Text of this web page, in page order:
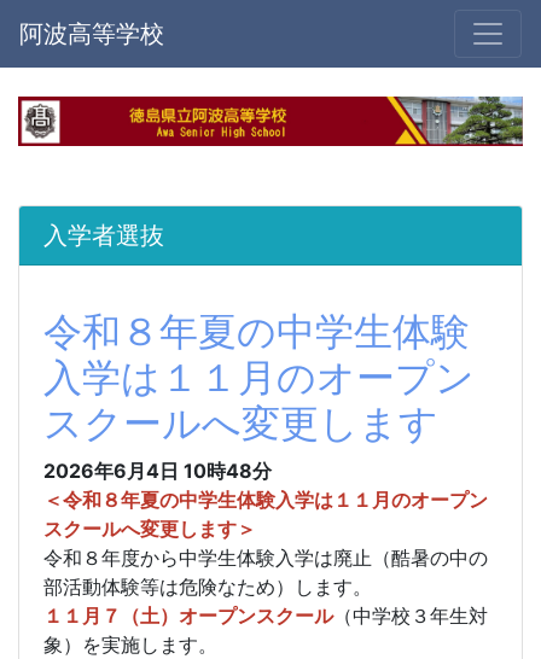
阿波高等学校
入学者選抜
令和８年夏の中学生体験
入学は１１月のオープン
スクールへ変更します
2026年6月4日 10時48分
＜令和８年夏の中学生体験入学は１１月のオープン
スクールへ変更します＞
令和８年度から中学生体験入学は廃止（酷暑の中の
部活動体験等は危険なため）します。
１１月７（土）オープンスクール（中学校３年生対
象）を実施します。